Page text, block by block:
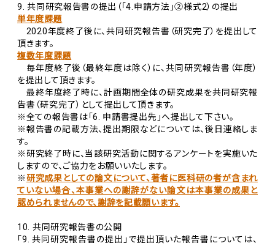
9. 共同研究報告書の提出（「4.申請方法」②様式2）の提出
単年度課題
2020年度終了後に、共同研究報告書（研究完了）を提出して
頂きます。
複数年度課題
毎年度終了後（最終年度は除く）に、共同研究報告書（年度）
を提出して頂きます。
最終年度終了時に、計画期間全体の研究成果を共同研究報
告書（研究完了）として提出して頂きます。
※全ての報告書は「6. 申請書提出先」へ提出して下さい。
※報告書の記載方法、提出期限などについては、後日連絡しま
す。
※研究終了時に、当該研究活動に関するアンケートを実施いた
しますので、ご協力をお願いいたします。
※研究成果としての論文について、著者に医科研の者が含まれ
ていない場合、本事業への謝辞がない論文は本事業の成果と
認められませんので、謝辞を記載願います。
10. 共同研究報告書の公開
「9. 共同研究報告書の提出」で提出頂いた報告書については、